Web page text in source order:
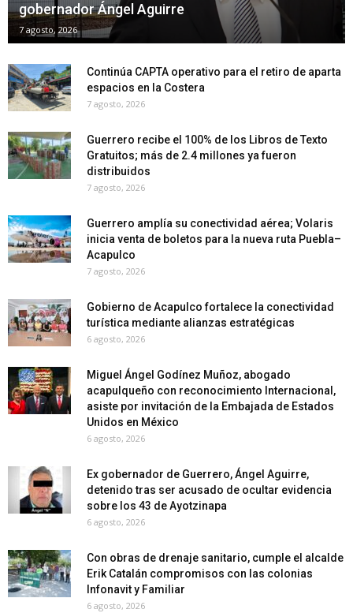
gobernador Ángel Aguirre
7 agosto, 2026
Continúa CAPTA operativo para el retiro de aparta
espacios en la Costera
7 agosto, 2026
Guerrero recibe el 100% de los Libros de Texto
Gratuitos; más de 2.4 millones ya fueron
distribuidos
7 agosto, 2026
Guerrero amplía su conectividad aérea; Volaris
inicia venta de boletos para la nueva ruta Puebla–
Acapulco
7 agosto, 2026
Gobierno de Acapulco fortalece la conectividad
turística mediante alianzas estratégicas
6 agosto, 2026
Miguel Ángel Godínez Muñoz, abogado
acapulqueño con reconocimiento Internacional,
asiste por invitación de la Embajada de Estados
Unidos en México
6 agosto, 2026
Ex gobernador de Guerrero, Ángel Aguirre,
detenido tras ser acusado de ocultar evidencia
sobre los 43 de Ayotzinapa
6 agosto, 2026
Con obras de drenaje sanitario, cumple el alcalde
Erik Catalán compromisos con las colonias
Infonavit y Familiar
6 agosto, 2026